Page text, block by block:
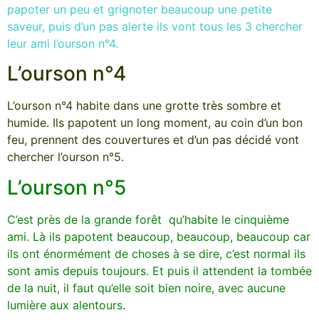
papoter un peu et grignoter beaucoup une petite
saveur, puis d’un pas alerte ils vont tous les 3 chercher
leur ami l’ourson n°4.
L’ourson n°4
L’ourson n°4 habite dans une grotte très sombre et
humide. Ils papotent un long moment, au coin d’un bon
feu, prennent des couvertures et d’un pas décidé vont
chercher l’ourson n°5.
L’ourson n°5
C’est près de la grande forêt qu’habite le cinquième
ami. Là ils papotent beaucoup, beaucoup, beaucoup car
ils ont énormément de choses à se dire, c’est normal ils
sont amis depuis toujours. Et puis il attendent la tombée
de la nuit, il faut qu’elle soit bien noire, avec aucune
lumière aux alentours.